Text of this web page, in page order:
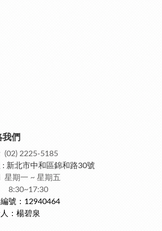
我們
(02) 2225-5185
: 新北市中和區錦和路30號
星期一 ~ 星期五
號：12940464
：楊碧泉